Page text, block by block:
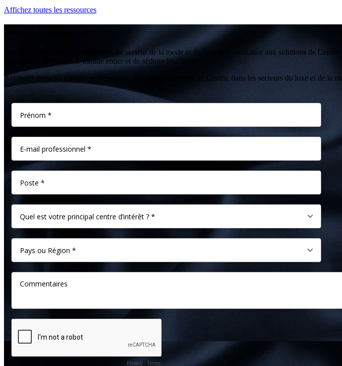
Affichez toutes les ressources
Marques, distributeurs et fabricants du secteur de la mode et du luxe font confiance aux solutions de
susceptibles d’inspirer le monde entier et de séduire les clients.
Accordez-nous 60 minutes et découvrez comment l’expertise de Centric dans les secteurs du luxe et de la